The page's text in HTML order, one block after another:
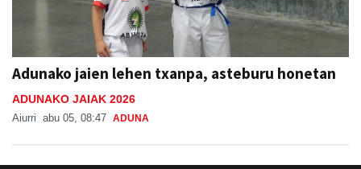
Adunako jaien lehen txanpa, asteburu honetan
ADUNAKO JAIAK 2026
Aiurri abu 05, 08:47 ADUNA